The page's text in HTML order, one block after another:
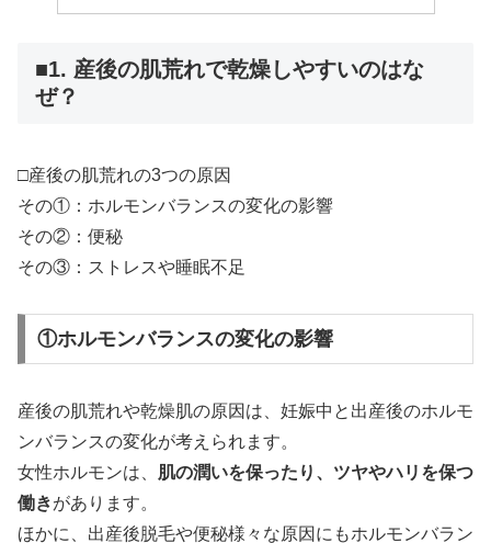
■1. 産後の肌荒れで乾燥しやすいのはな
ぜ？
□産後の肌荒れの3つの原因
その①：ホルモンバランスの変化の影響
その②：便秘
その③：ストレスや睡眠不足
①ホルモンバランスの変化の影響
産後の肌荒れや乾燥肌の原因は、妊娠中と出産後のホルモ
ンバランスの変化が考えられます。
女性ホルモンは、 肌の潤いを保ったり、ツヤやハリを保つ
働きがあります。
ほかに、出産後脱毛や便秘様々な原因にもホルモンバラン